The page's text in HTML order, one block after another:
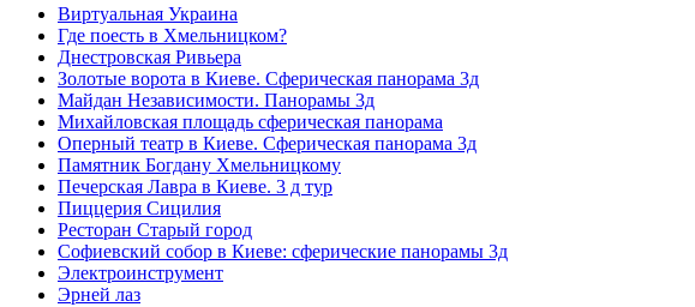
Виртуальная Украина
Где поесть в Хмельницком?
Днестровская Ривьера
Золотые ворота в Киеве. Сферическая панорама 3д
Майдан Независимости. Панорамы 3д
Михайловская площадь сферическая панорама
Оперный театр в Киеве. Сферическая панорама 3д
Памятник Богдану Хмельницкому
Печерская Лавра в Киеве. 3 д тур
Пиццерия Сицилия
Ресторан Старый город
Софиевский собор в Киеве: сферические панорамы 3д
Электроинструмент
Эрней лаз